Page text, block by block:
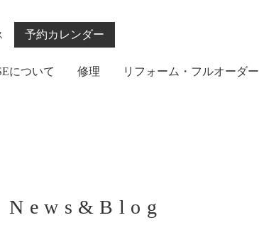
予約カレンダー
について 修理 リフォーム・フルオーダー
News&Blog